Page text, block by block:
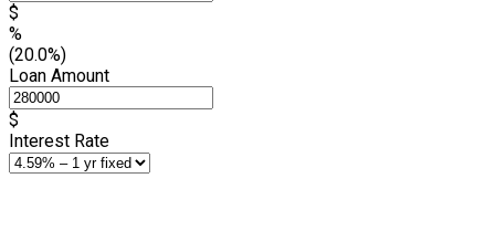
$
%
(20.0%)
Loan Amount
$
Interest Rate